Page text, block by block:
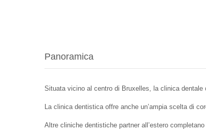
Panoramica
Situata vicino al centro di Bruxelles, la clinica
La clinica dentistica offre anche un’ampia scelta di
Altre cliniche dentistiche partner all’estero completano